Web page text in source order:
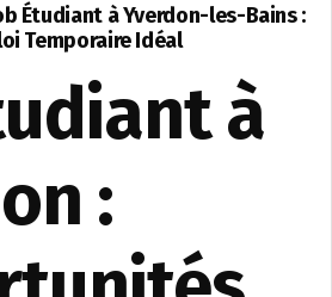
Étudiant à Yverdon-les-Bains :
Temporaire Idéal
à
: